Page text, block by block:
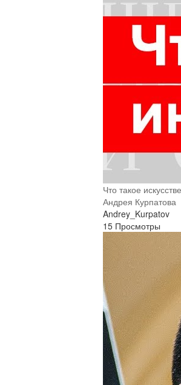
Что такое
Андрея Курпатова
Andrey_Kurpatov
15 Просмотры